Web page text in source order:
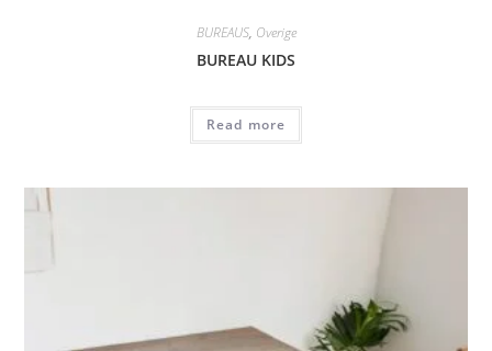
BUREAUS, Overige
BUREAU KIDS
Read more